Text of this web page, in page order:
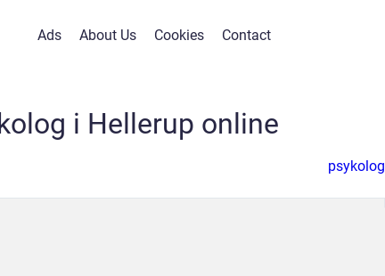
Ads About Us Cookies Contact
i Hellerup online
psykolog